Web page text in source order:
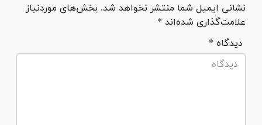
نشانی ایمیل شما منتشر نخواهد شد. بخش‌های موردنیاز
علامت‌گذاری شده‌اند *
* دیدگاه